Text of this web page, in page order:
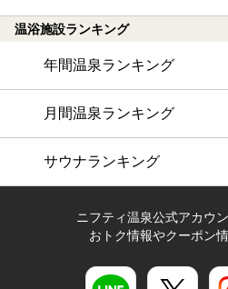
温浴施設ランキング
年間温泉ランキング
月間温泉ランキング
サウナランキング
ニフティ温泉公式アカウ
おトク情報やクーポン